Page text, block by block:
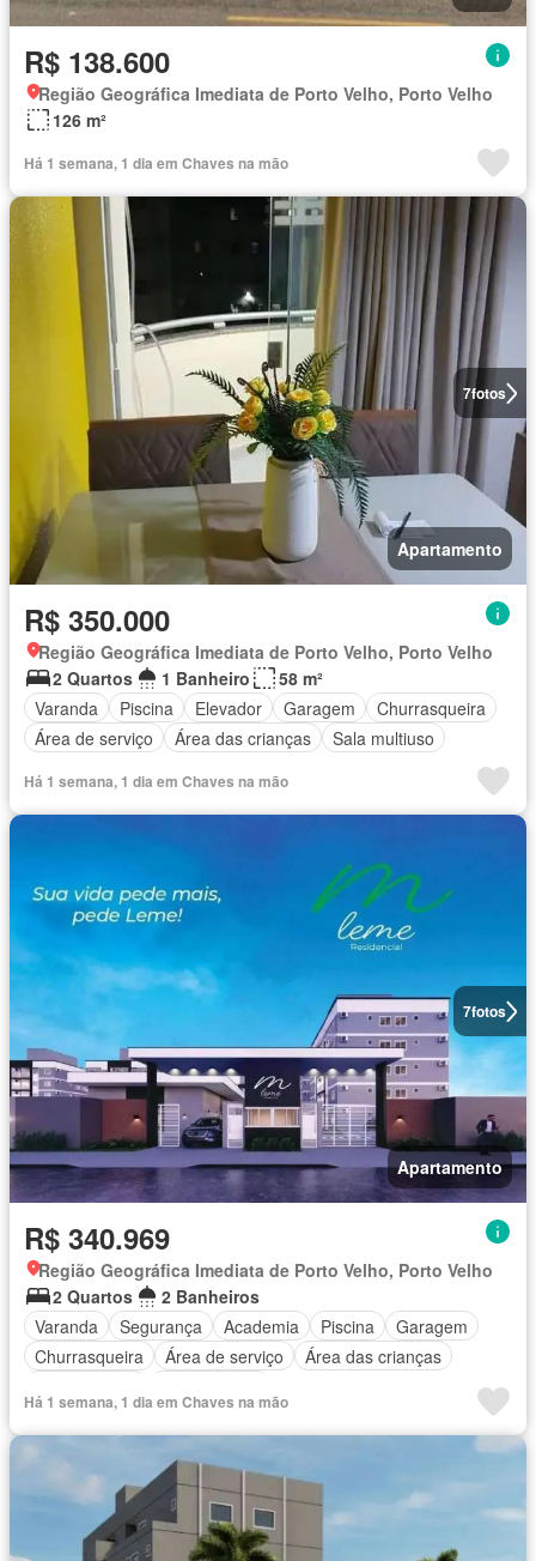
R$ 138.600
Região Geográfica Imediata de Porto Velho, Porto Velho
126 m²
Há 1 semana, 1 dia em Chaves na mão
7fotos
Apartamento
R$ 350.000
Região Geográfica Imediata de Porto Velho, Porto Velho
2 Quartos
1 Banheiro
58 m²
Varanda
Piscina Elevador Garagem
Churrasqueira
Área de serviço
Área das crianças Sala multiuso
Há 1 semana, 1 dia em Chaves na mão
7fotos
Apartamento
R$ 340.969
Região Geográfica Imediata de Porto Velho, Porto Velho
2 Quartos
2 Banheiros
Varanda
Segurança Academia Piscina
Garagem
Churrasqueira
Área de serviço
Área das crianças
Há 1 semana, 1 dia em Chaves na mão